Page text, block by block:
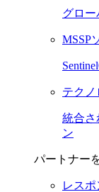
グロー
MSSP
テク
統合さ
ン
パートナー
レス